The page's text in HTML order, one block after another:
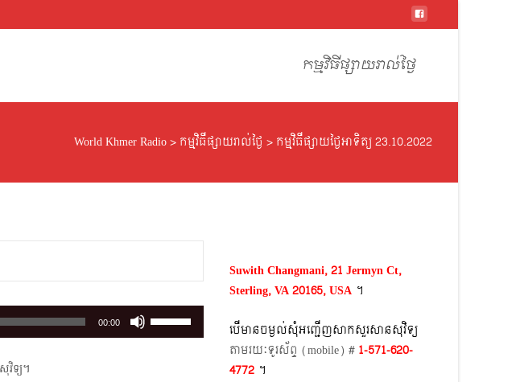
content
កម្មវិធីផ្សាយរាល់ថ្ងៃ
World Khmer Radio> កម្មវិធីផ្សាយរាល់ថ្ងៃ > កម្មវិធីផ្សាយថ្ងៃអាទិត្យ 23.10.2022
00:00
វិទ្យ។
Suwith Changmani, 21 Jermyn Ct,
Sterling, VA 20165, USA ។​
បើមានចម្ងល់​សុំអញ្ជើញសាកសួរសានសុវិទ្យ
តាមរយៈទូរស័ព្ទ​ (mobile)​ # 1-571-620-
4772​ ។